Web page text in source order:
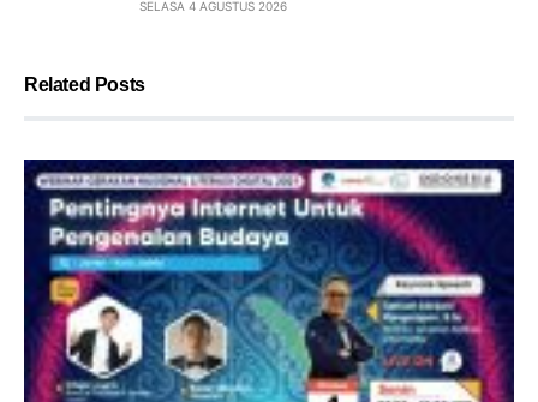
SELASA 4 AGUSTUS 2026
Related Posts